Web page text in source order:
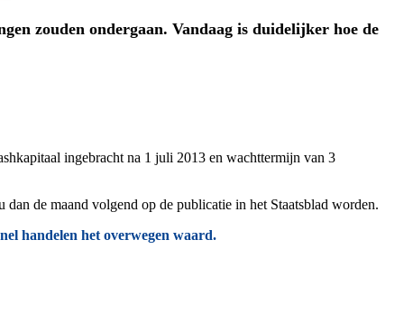
zouden ondergaan. Vandaag is duidelijker hoe de
ingebracht na 1 juli 2013 en wachttermijn van 3
de maand volgend op de publicatie in het Staatsblad worden.
handelen het overwegen waard.